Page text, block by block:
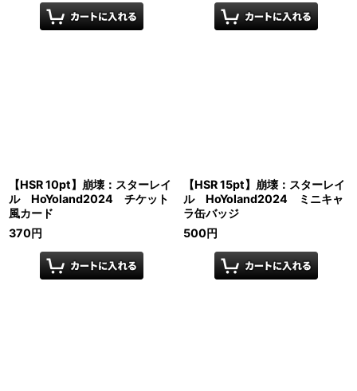
【HSR 10pt】崩壊：スターレイ
ル HoYoland2024 チケット
風カード
370円
【HSR 15pt】崩壊：スターレイ
ル HoYoland2024 ミニキャ
ラ缶バッジ
500円